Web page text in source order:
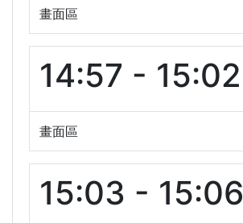
畫面區
14:57 - 15:02
畫面區
15:03 - 15:06